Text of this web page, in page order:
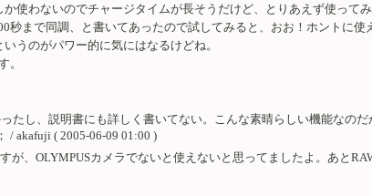
使わないのでチャージタイムが長そうだけど、とりあえず使ってみ
まで同調、と書いてあったので試してみると、おお！ホントに
うのがパワー的に気にはなるけどね。
。
たし、説明書にも詳しく書いてない。こんな素晴らしい機能なの
/ akafuji ( 2005-06-09 01:00 )
、OLYMPUSカメラでないと使えないと思ってましたよ。あと